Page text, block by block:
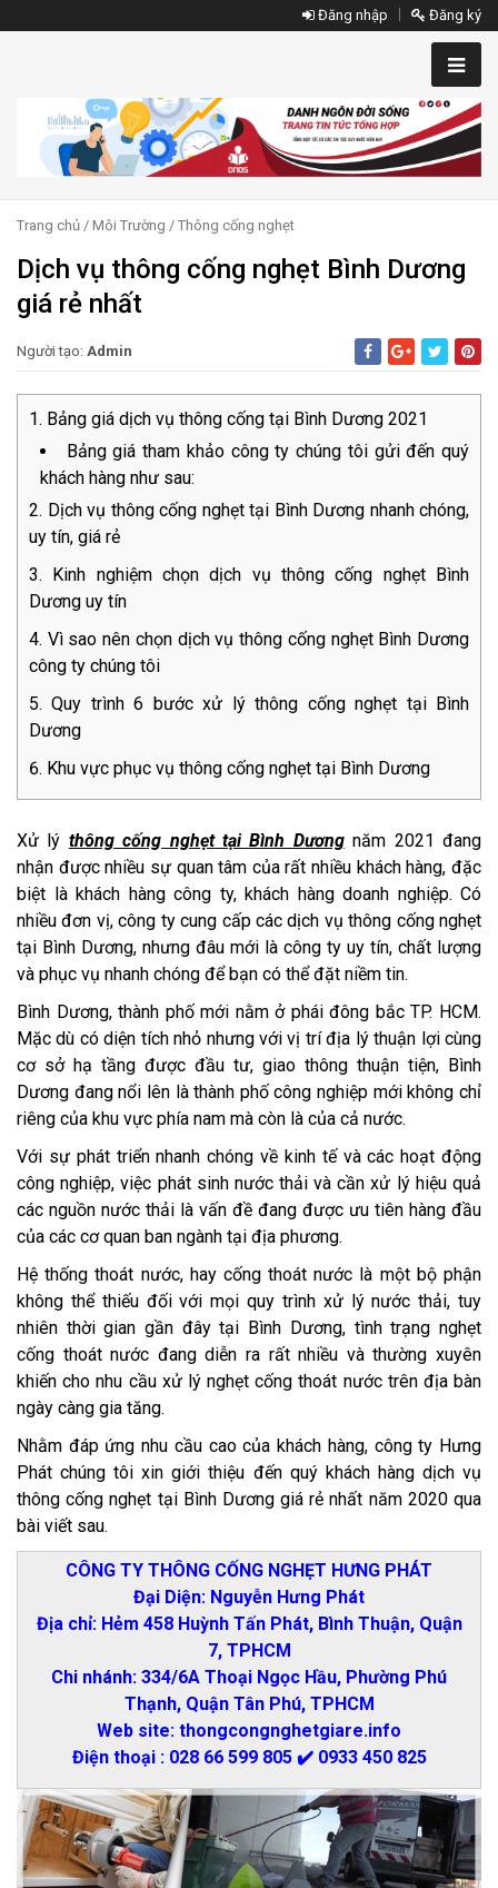
Đăng nhập Đăng ký
Trang chủ / Môi Trường / Thông cống nghẹt
Dịch vụ thông cống nghẹt Bình Dương
giá rẻ nhất
Người tạo: Admin
Bảng giá dịch vụ thông cống tại Bình Dương 2021
Bảng giá tham khảo công ty chúng tôi gửi đến quý
khách hàng như sau:
Dịch vụ thông cống nghẹt tại Bình Dương nhanh chóng,
uy tín, giá rẻ
Kinh nghiệm chọn dịch vụ thông cống nghẹt Bình
Dương uy tín
Vì sao nên chọn dịch vụ thông cống nghẹt Bình Dương
công ty chúng tôi
Quy trình 6 bước xử lý thông cống nghẹt tại Bình
Dương
Khu vực phục vụ thông cống nghẹt tại Bình Dương
Xử lý thông cống nghẹt tại Bình Dươngnăm 2021 đang
nhận được nhiều sự quan tâm của rất nhiều khách hàng, đặc
biệt là khách hàng công ty, khách hàng doanh nghiệp. Có
nhiều đơn vị, công ty cung cấp các dịch vụ thông cống nghẹt
tại Bình Dương, nhưng đâu mới là công ty uy tín, chất lượng
và phục vụ nhanh chóng để bạn có thể đặt niềm tin.
Bình Dương, thành phố mới nằm ở phái đông bắc TP. HCM.
Mặc dù có diện tích nhỏ nhưng với vị trí địa lý thuận lợi cùng
cơ sở hạ tầng được đầu tư, giao thông thuận tiện, Bình
Dương đang nổi lên là thành phố công nghiệp mới không chỉ
riêng của khu vực phía nam mà còn là của cả nước.
Với sự phát triển nhanh chóng về kinh tế và các hoạt động
công nghiệp, việc phát sinh nước thải và cần xử lý hiệu quả
các nguồn nước thải là vấn đề đang được ưu tiên hàng đầu
của các cơ quan ban ngành tại địa phương.
Hệ thống thoát nước, hay cống thoát nước là một bộ phận
không thể thiếu đối với mọi quy trình xử lý nước thải, tuy
nhiên thời gian gần đây tại Bình Dương, tình trạng nghẹt
cống thoát nước đang diễn ra rất nhiều và thường xuyên
khiến cho nhu cầu xử lý nghẹt cống thoát nước trên địa bàn
ngày càng gia tăng.
Nhằm đáp ứng nhu cầu cao của khách hàng, công ty Hưng
Phát chúng tôi xin giới thiệu đến quý khách hàng dịch vụ
thông cống nghẹt tại Bình Dương giá rẻ nhất năm 2020 qua
bài viết sau.
CÔNG TY THÔNG CỐNG NGHẸT HƯNG PHÁT
Đại Diện: Nguyễn Hưng Phát
Địa chỉ: Hẻm 458 Huỳnh Tấn Phát, Bình Thuận, Quận
7, TPHCM
Chi nhánh: 334/6A Thoại Ngọc Hầu, Phường Phú
Thạnh, Quận Tân Phú, TPHCM
Web site: thongcongnghetgiare.info
Điện thoại : 028 66 599 805 ✔️ 0933 450 825